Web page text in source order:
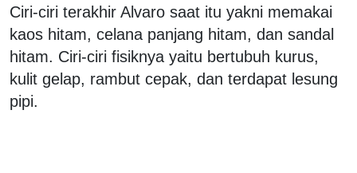
Ciri-ciri terakhir Alvaro saat itu yakni memakai
kaos hitam, celana panjang hitam, dan sandal
hitam. Ciri-ciri fisiknya yaitu bertubuh kurus,
kulit gelap, rambut cepak, dan terdapat lesung
pipi.